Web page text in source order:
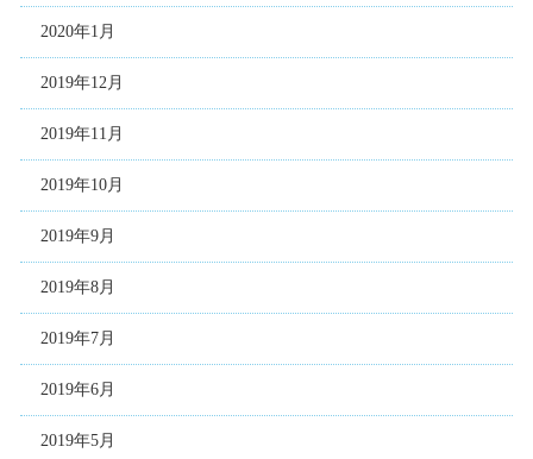
2020年1月
2019年12月
2019年11月
2019年10月
2019年9月
2019年8月
2019年7月
2019年6月
2019年5月